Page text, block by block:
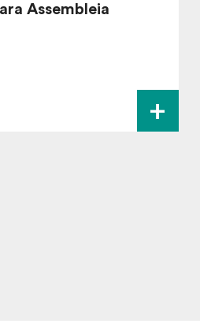
Assembleia
+